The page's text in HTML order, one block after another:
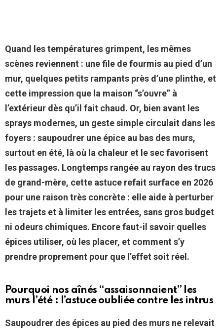
Quand les températures grimpent, les mêmes
scènes reviennent : une file de fourmis au pied d’un
mur, quelques petits rampants près d’une plinthe, et
cette impression que la maison “s’ouvre” à
l’extérieur dès qu’il fait chaud. Or, bien avant les
sprays modernes, un geste simple circulait dans les
foyers : saupoudrer une épice au bas des murs,
surtout en été, là où la chaleur et le sec favorisent
les passages. Longtemps rangée au rayon des trucs
de grand-mère, cette astuce refait surface en 2026
pour une raison très concrète : elle aide à perturber
les trajets et à limiter les entrées, sans gros budget
ni odeurs chimiques. Encore faut-il savoir quelles
épices utiliser, où les placer, et comment s’y
prendre proprement pour que l’effet soit réel.
Pourquoi nos aînés “assaisonnaient” les
murs l’été : l’astuce oubliée contre les intrus
Saupoudrer des épices au pied des murs ne relevait